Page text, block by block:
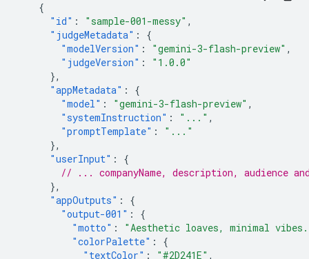
{
"id" : "sample-001-messy" ,
"judgeMetadata" :
{
"modelVersion" : "gemini-3-flash-preview" ,
"judgeVersion" :
"1.0.0"
},
"appMetadata" :
{
"model" : "gemini-3-flash-preview" ,
"systemInstruction" : "..." ,
"promptTemplate" :
"..."
},
"userInput" :
{
// ... companyName, description, audience
},
"appOutputs" :
{
"output-001" :
{
"motto" :
"Aesthetic loaves, minimal
"colorPalette" :
{
"textColor" : "#2D241E" ,